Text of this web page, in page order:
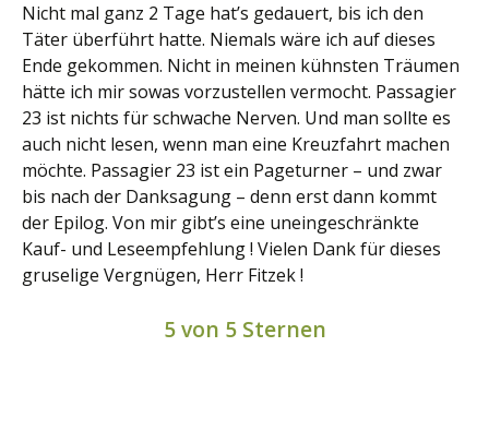
Nicht mal ganz 2 Tage hat’s gedauert, bis ich den
Täter überführt hatte. Niemals wäre ich auf dieses
Ende gekommen. Nicht in meinen kühnsten Träumen
hätte ich mir sowas vorzustellen vermocht. Passagier
23 ist nichts für schwache Nerven. Und man sollte es
auch nicht lesen, wenn man eine Kreuzfahrt machen
möchte. Passagier 23 ist ein Pageturner – und zwar
bis nach der Danksagung – denn erst dann kommt
der Epilog. Von mir gibt’s eine uneingeschränkte
Kauf- und Leseempfehlung ! Vielen Dank für dieses
gruselige Vergnügen, Herr Fitzek !
5 von 5 Sternen